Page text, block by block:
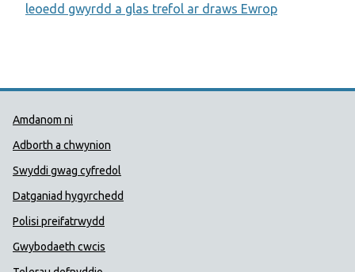
leoedd gwyrdd a glas trefol ar draws Ewrop
Dolenni Cymorth Iechyd
Amdanom ni
Adborth a chwynion
Swyddi gwag cyfredol
Datganiad hygyrchedd
Polisi preifatrwydd
Gwybodaeth cwcis